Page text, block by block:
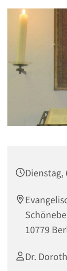
Dienstag,
10779
Dr.